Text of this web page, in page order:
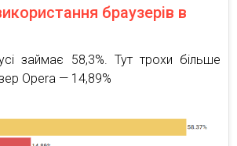
браузерів в
займає 58,3%. Тут трохи більше
Opera — 14,89%